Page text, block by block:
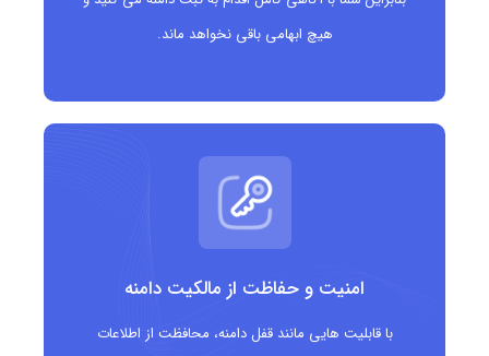
هیچ ابهامی باقی نخواهد ماند.
امنیت و حفاظت از مالکیت دامنه
با قابلیت هایی مانند قفل دامنه، محافظت از اطلاعات